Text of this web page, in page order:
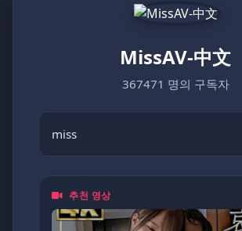
MissAV-中文
367471 명의 구독자
miss
추천 영상